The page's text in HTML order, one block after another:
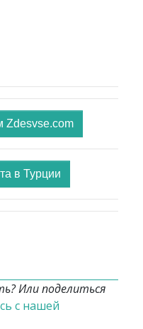
Zdesvse.com
в Турции
Или поделиться
с нашей